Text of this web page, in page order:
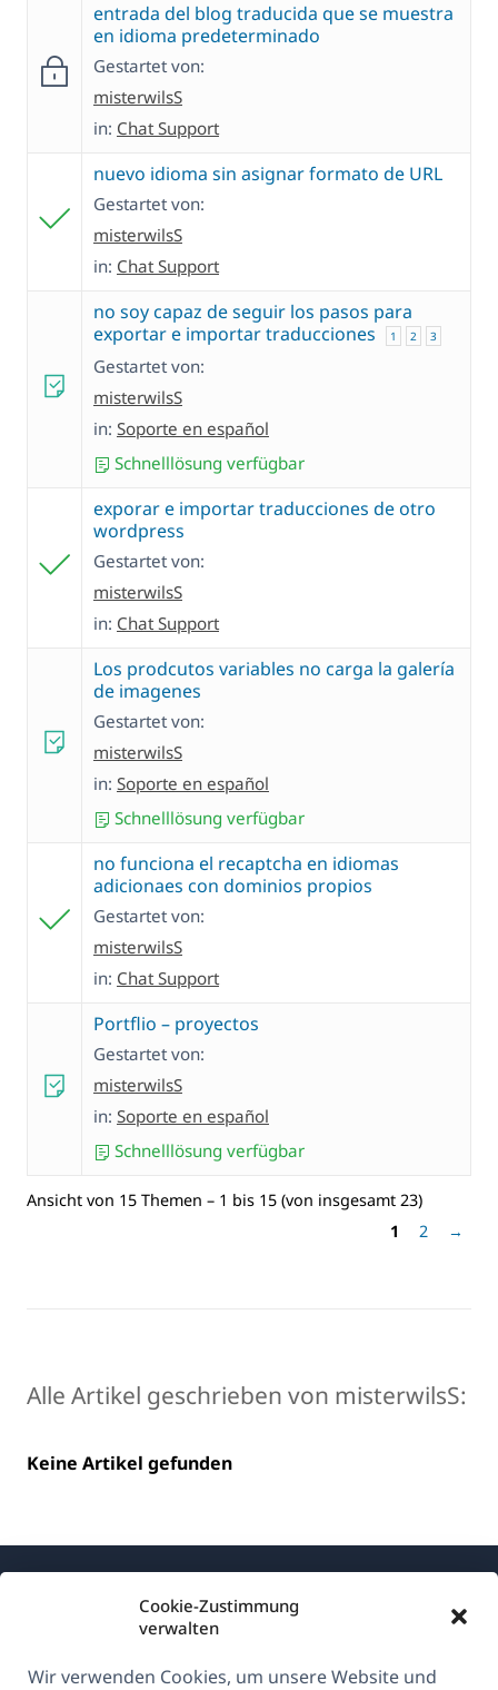
Cookie-Zustimmung
verwalten
Wir verwenden Cookies, um unsere Website und
entrada del blog traducida que se muestra
en idioma predeterminado
Gestartet von:
misterwilsS
in: Chat Support
nuevo idioma sin asignar formato de URL
Gestartet von:
misterwilsS
in: Chat Support
no soy capaz de seguir los pasos para
exportar e importar traducciones
1 2 3
Gestartet von:
misterwilsS
in: Soporte en español
Schnelllösung verfügbar
exporar e importar traducciones de otro
wordpress
Gestartet von:
misterwilsS
in: Chat Support
Los prodcutos variables no carga la galería
de imagenes
Gestartet von:
misterwilsS
in: Soporte en español
Schnelllösung verfügbar
no funciona el recaptcha en idiomas
adicionaes con dominios propios
Gestartet von:
misterwilsS
in: Chat Support
Portflio – proyectos
Gestartet von:
misterwilsS
in: Soporte en español
Schnelllösung verfügbar
Ansicht von 15 Themen – 1 bis 15 (von insgesamt 23)
1
2 →
Alle Artikel geschrieben von misterwilsS:
Keine Artikel gefunden